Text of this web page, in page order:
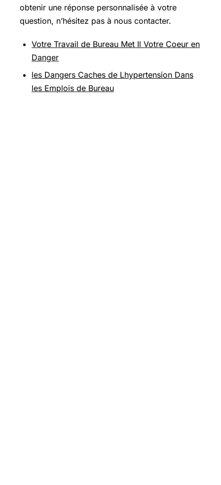
obtenir une réponse personnalisée à votre
question, n’hésitez pas à nous contacter.
Votre Travail de Bureau Met Il Votre Coeur en
Danger
les Dangers Caches de Lhypertension Dans
les Emplois de Bureau